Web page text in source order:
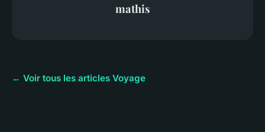
mathis
← Voir tous les articles Voyage